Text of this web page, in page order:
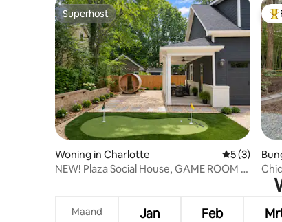
Superhost
Superhost
Woning in Charlotte
5 (3)
NEW! Plaza Social House, GAME ROOM +
Maand Jan Feb